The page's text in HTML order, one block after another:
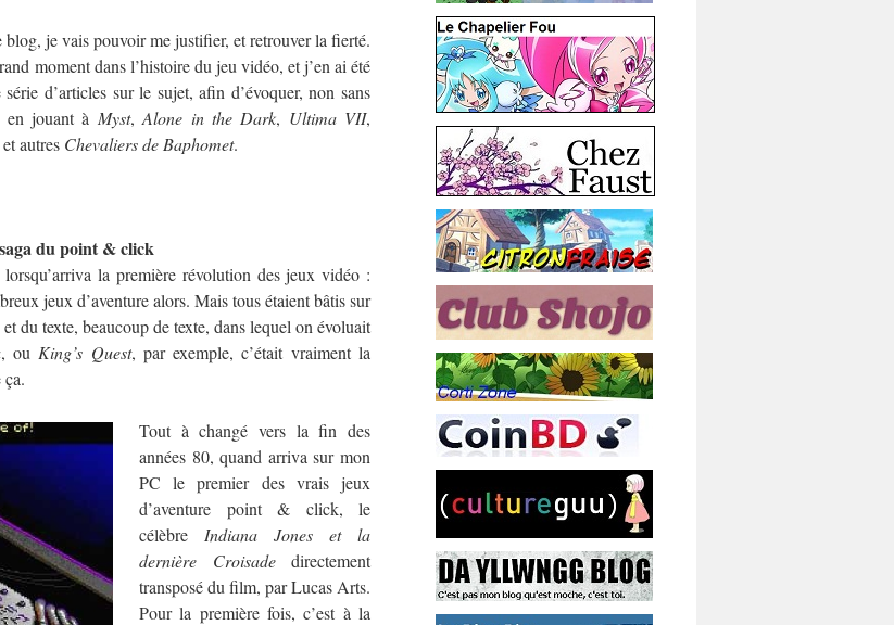
blog, je vais pouvoir me justifier, et retrouver la fierté.
moment dans l’histoire du jeu vidéo, et j’en ai été
d’articles sur le sujet, afin d’évoquer, non sans
en jouant à Myst,Alone in the Dark, Ultima VII,
autres Chevaliers de Baphomet.
du point & click
la première révolution des jeux vidéo :
jeux d’aventure alors. Mais tous étaient bâtis sur
du texte, beaucoup de texte, dans lequel on évoluait
, ou King’s Quest, par exemple, c’était vraiment la
ça.
Tout à changé vers la fin des
années 80, quand arriva sur mon
PC le premier des vrais jeux
d’aventure point & click, le
célèbre Indiana Jones et la
dernière Croisadedirectement
transposé du film, par Lucas Arts.
Pour la première fois, c’est à la